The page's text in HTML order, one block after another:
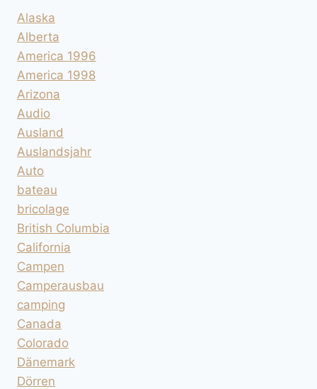
Alaska
Alberta
America 1996
America 1998
Arizona
Audio
Ausland
Auslandsjahr
Auto
bateau
bricolage
British Columbia
California
Campen
Camperausbau
camping
Canada
Colorado
Dänemark
Dörren